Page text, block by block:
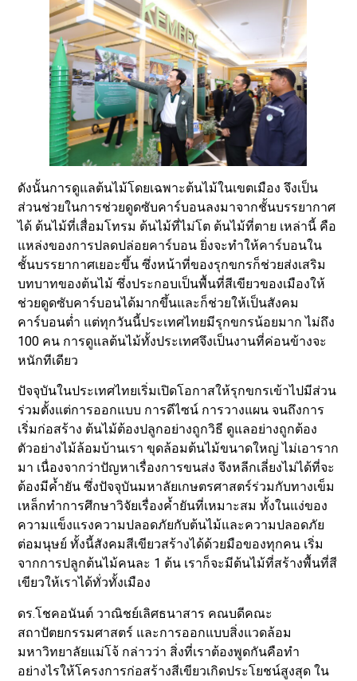
ดังนั้นการดูแลต้นไม้โดยเฉพาะต้นไม้ในเขตเมือง จึงเป็น
ส่วนช่วยในการช่วยดูดซับคาร์บอนลงมาจากชั้นบรรยากาศ
ได้ ต้นไม้ที่เสื่อมโทรม ต้นไม้ที่ไม่โต ต้นไม้ที่ตาย เหล่านี้ คือ
แหล่งของการปลดปล่อยคาร์บอน ยิ่งจะทำให้คาร์บอนใน
ชั้นบรรยากาศเยอะขึ้น ซึ่งหน้าที่ของรุกขกรก็ช่วยส่งเสริม
บทบาทของต้นไม้ ซึ่งประกอบเป็นพื้นที่สีเขียวของเมืองให้
ช่วยดูดซับคาร์บอนได้มากขึ้นและก็ช่วยให้เป็นสังคม
คาร์บอนต่ำ แต่ทุกวันนี้ประเทศไทยมีรุกขกรน้อยมาก ไม่ถึง
100 คน การดูแลต้นไม้ทั้งประเทศจึงเป็นงานที่ค่อนข้างจะ
หนักทีเดียว
ปัจจุบันในประเทศไทยเริ่มเปิดโอกาสให้รุกขกรเข้าไปมีส่วน
ร่วมตั้งแต่การออกแบบ การดีไซน์ การวางแผน จนถึงการ
เริ่มก่อสร้าง ต้นไม้ต้องปลูกอย่างถูกวิธี ดูแลอย่างถูกต้อง
ตัวอย่างไม้ล้อมบ้านเรา ขุดล้อมต้นไม้ขนาดใหญ่ ไม่เอาราก
มา เนื่องจากว่าปัญหาเรื่องการขนส่ง จึงหลีกเลี่ยงไม่ได้ที่จะ
ต้องมีค้ำยัน ซึ่งปัจจุบันมหาลัยเกษตรศาสตร์ร่วมกับทางเข็ม
เหล็กทำการศึกษาวิจัยเรื่องค้ำยันที่เหมาะสม ทั้งในแง่ของ
ความแข็งแรงความปลอดภัยกับต้นไม้และความปลอดภัย
ต่อมนุษย์ ทั้งนี้สังคมสีเขียวสร้างได้ด้วยมือของทุกคน เริ่ม
จากการปลูกต้นไม้คนละ 1 ต้น เราก็จะมีต้นไม้ที่สร้างพื้นที่สี
เขียวให้เราได้ทั่วทั้งเมือง
ดร.โชคอนันต์ วาณิชย์เลิศธนาสาร คณบดีคณะ
สถาปัตยกรรมศาสตร์ และการออกแบบสิ่งแวดล้อม
มหาวิทยาลัยแม่โจ้ กล่าวว่า สิ่งที่เราต้องพูดกันคือทำ
อย่างไรให้โครงการก่อสร้างสีเขียวเกิดประโยชน์สูงสุด ใน